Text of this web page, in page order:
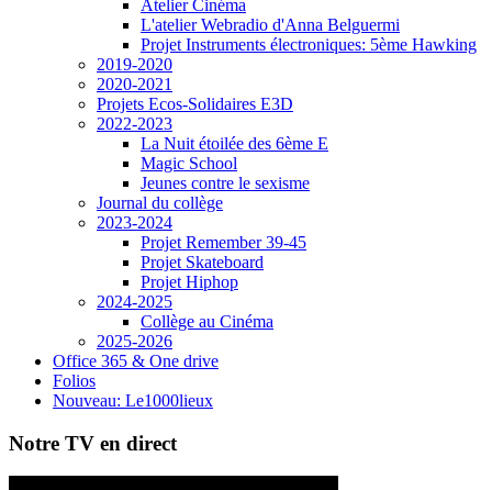
Atelier Cinéma
L'atelier Webradio d'Anna Belguermi
Projet Instruments électroniques: 5ème Hawking
2019-2020
2020-2021
Projets Ecos-Solidaires E3D
2022-2023
La Nuit étoilée des 6ème E
Magic School
Jeunes contre le sexisme
Journal du collège
2023-2024
Projet Remember 39-45
Projet Skateboard
Projet Hiphop
2024-2025
Collège au Cinéma
2025-2026
Office 365 & One drive
Folios
Nouveau: Le1000lieux
Notre TV en direct